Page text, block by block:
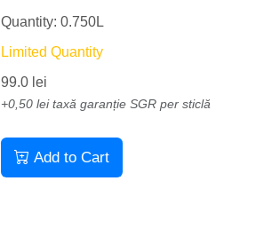
Quantity: 0.750L
Limited Quantity
99.0 lei
+0,50 lei taxă garanție SGR per sticlă
Add to Cart